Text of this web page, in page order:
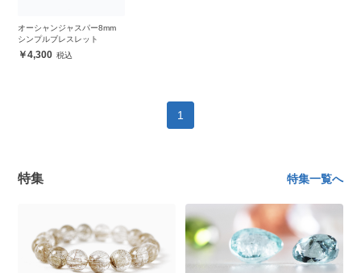
オーシャンジャスパー8mm
シンプルブレスレット
4,300
1
特集 特集一覧へ